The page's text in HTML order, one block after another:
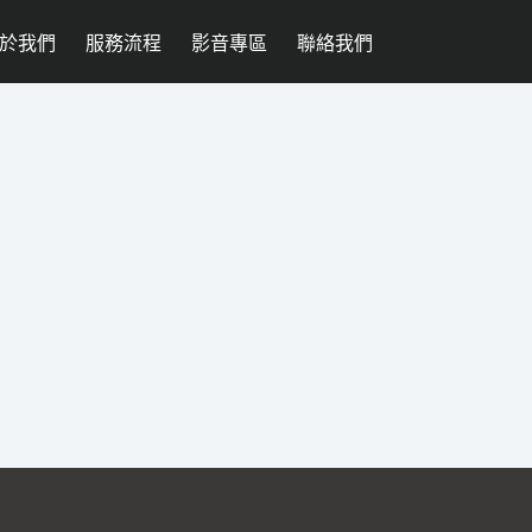
我們 服務流程 影音專區 聯絡我們